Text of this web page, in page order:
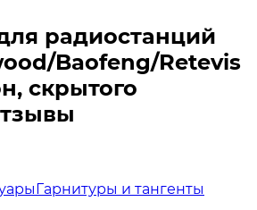
радиостанций
Baofeng/Retevis
скрытого
Гарнитуры и тангенты